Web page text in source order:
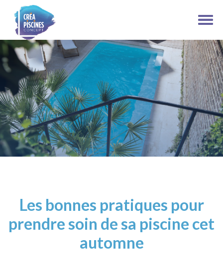
Les bonnes pratiques pour
prendre soin de sa piscine cet
automne